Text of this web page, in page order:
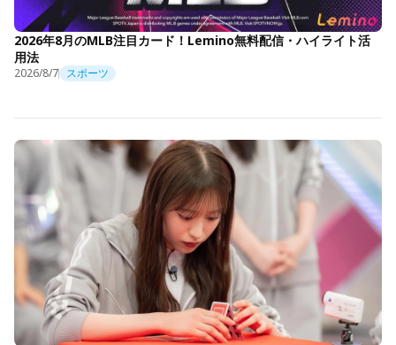
2026年8月のMLB注目カード！Lemino無料配信・ハイライト活
用法
2026/8/7 スポーツ